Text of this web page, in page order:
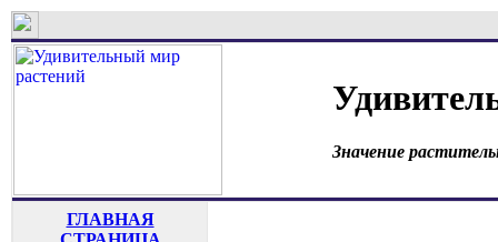
Значение
ГЛАВНАЯ